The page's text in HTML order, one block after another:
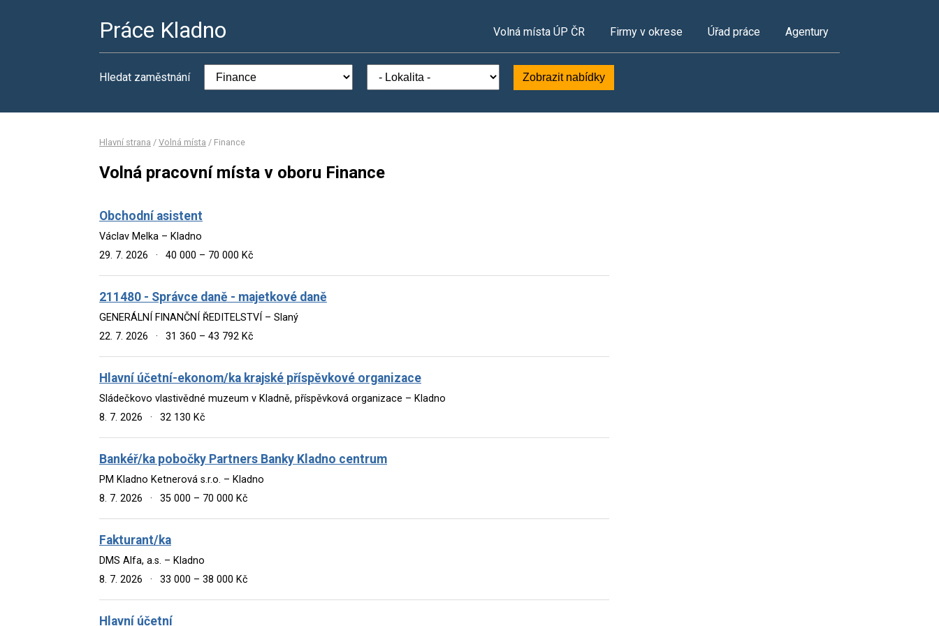
Práce Kladno Volná místa ÚP ČR Firmy v okrese Úřad práce Agentury
Hledat zaměstnání Zobrazit nabídky
Hlavní strana / Volná místa / Finance
Volná pracovní místa v oboru Finance
Obchodní asistent
Václav Melka – Kladno
29. 7. 2026
· 40 000 – 70 000 Kč
211480 - Správce daně - majetkové daně
GENERÁLNÍ FINANČNÍ ŘEDITELSTVÍ – Slaný
22. 7. 2026
· 31 360 – 43 792 Kč
Hlavní účetní-ekonom/ka krajské příspěvkové organizace
Sládečkovo vlastivědné muzeum v Kladně, příspěvková organizace – Kladno
8. 7. 2026
· 32 130 Kč
Bankéř/ka pobočky Partners Banky Kladno centrum
PM Kladno Ketnerová s.r.o. – Kladno
8. 7. 2026
· 35 000 – 70 000 Kč
Fakturant/ka
DMS Alfa, a.s. – Kladno
8. 7. 2026
· 33 000 – 38 000 Kč
Hlavní účetní